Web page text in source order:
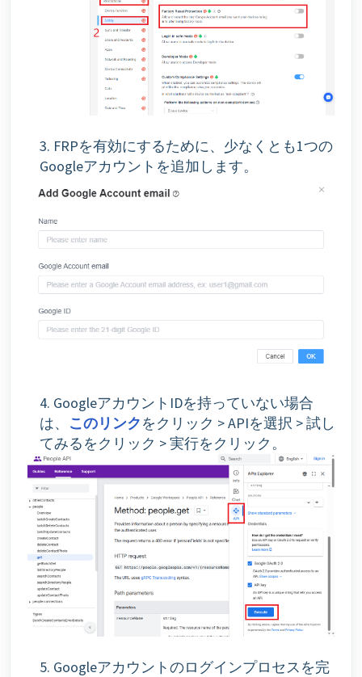
3. FRPを有効にするために、少なくとも1つの
Googleアカウントを追加します。
4. GoogleアカウントIDを持っていない場合
は、 このリンクをクリック > APIを選択 > 試し
てみるをクリック > 実行をクリック。
5. Googleアカウントのログインプロセスを完